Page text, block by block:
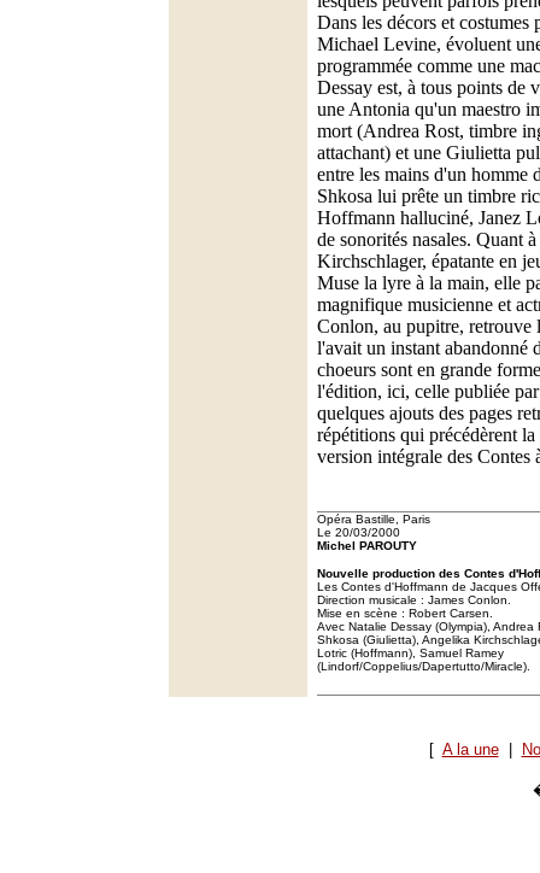
Dans les décors et costumes
Michael Levine, évoluent
programmée comme une
Dessay est, à tous points de
une Antonia qu'un maestro
mort (Andrea Rost, timbre
attachant) et une Giulietta
entre les mains d'un homme
Shkosa lui prête un timbre
Hoffmann halluciné, Janez
de sonorités nasales. Quant
Kirchschlager, épatante en
Muse la lyre à la main, elle
magnifique musicienne et
Conlon, au pupitre, retrouve
l'avait un instant abandonné
choeurs sont en grande
l'édition, ici, celle publiée
quelques ajouts des pages
répétitions qui précédèrent
version intégrale des Contes
Opéra Bastille, Paris
Le 20/03/2000
Michel PAROUTY
Nouvelle production des Contes
Les Contes d'Hoffmann de Jacques
Direction musicale : James Conlon.
Mise en scène : Robert Carsen.
Avec Natalie Dessay (Olympia),
Shkosa (Giulietta), Angelika
Lotric (Hoffmann), Samuel Ramey
(Lindorf/Coppelius/Dapertutto/Miracle).
[ A la une|